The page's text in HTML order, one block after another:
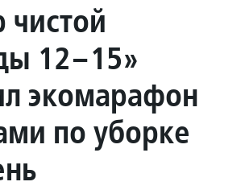
чистой
12–15»
экомарафон
по уборке